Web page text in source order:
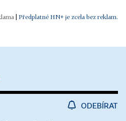
| Předplatné HN+ je zcela bez reklam.
ODEBÍRAT